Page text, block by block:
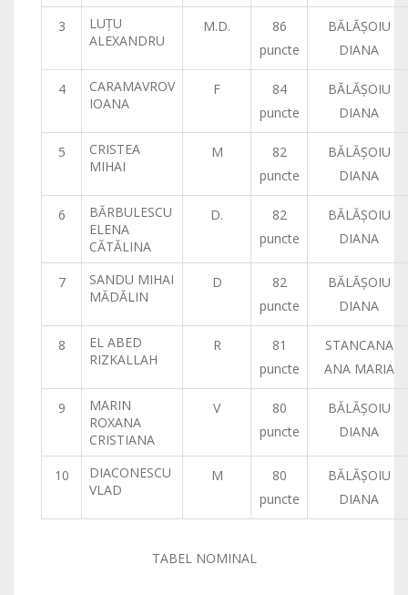
3
LUŢU
ALEXANDRU
M.D.
86
puncte
BĂLĂŞOIU
DIANA
4
CARAMAVROV
IOANA
F
84
puncte
BĂLĂŞOIU
DIANA
5
CRISTEA
MIHAI
M
82
puncte
BĂLĂŞOIU
DIANA
6
BĂRBULESCU
ELENA
CĂTĂLINA
D.
82
puncte
BĂLĂŞOIU
DIANA
7
SANDU MIHAI
MĂDĂLIN
D
82
puncte
BĂLĂŞOIU
DIANA
8
EL ABED
RIZKALLAH
R
81
puncte
STANCANA
ANA MARIA
9
MARIN
ROXANA
CRISTIANA
V
80
puncte
BĂLĂŞOIU
DIANA
10
DIACONESCU
VLAD
M
80
puncte
BĂLĂŞOIU
DIANA
TABEL NOMINAL